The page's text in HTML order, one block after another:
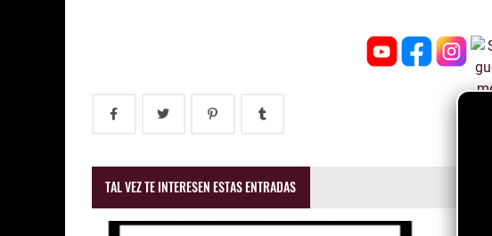
TAL VEZ TE INTERESEN ESTAS ENTRADAS